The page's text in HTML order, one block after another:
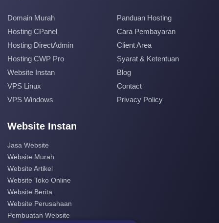
Domain Murah
Hosting CPanel
Hosting DirectAdmin
Hosting CWP Pro
Website Instan
VPS Linux
VPS Windows
Panduan Hosting
Cara Pembayaran
Client Area
Syarat & Ketentuan
Blog
Contact
Privacy Policy
Website Instan
Jasa Website
Website Murah
Website Artikel
Website Toko Online
Website Berita
Website Perusahaan
Pembuatan Website